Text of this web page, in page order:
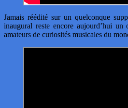
Jamais réédité sur un quelconque
inaugural reste encore aujourd’hui un
amateurs de curiosités musicales du